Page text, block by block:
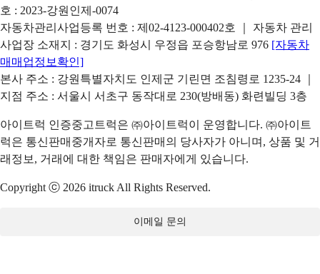
호 : 2023-강원인제-0074
자동차관리사업등록 번호 : 제02-4123-000402호 ｜ 자동차 관리
사업장 소재지 : 경기도 화성시 우정읍 포승항남로 976 [자동차
매매업정보확인]
본사 주소 : 강원특별자치도 인제군 기린면 조침령로 1235-24 ｜
지점 주소 : 서울시 서초구 동작대로 230(방배동) 화련빌딩 3층
아이트럭 인증중고트럭은 ㈜아이트럭이 운영합니다. ㈜아이트
럭은 통신판매중개자로 통신판매의 당사자가 아니며, 상품 및 거
래정보, 거래에 대한 책임은 판매자에게 있습니다.
Copyright ⓒ 2026 itruck All Rights Reserved.
이메일 문의